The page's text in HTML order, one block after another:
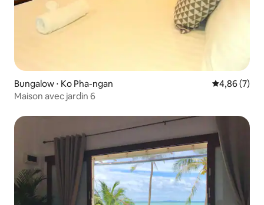
Bungalow ⋅ Ko Pha-ngan Évaluation
4,86 (7)
Maison avec jardin 6